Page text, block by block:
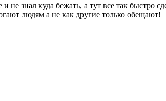
знал куда бежать, а тут все так быстро
людям а не как другие только обещают!